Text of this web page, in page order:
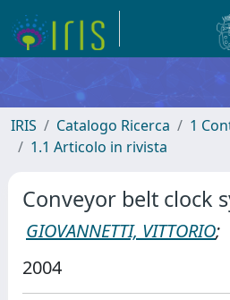
IRIS Catalogo Ricerca
1
1.1 Articolo in rivista
Conveyor belt clock
GIOVANNETTI, VITTORIO;
2004